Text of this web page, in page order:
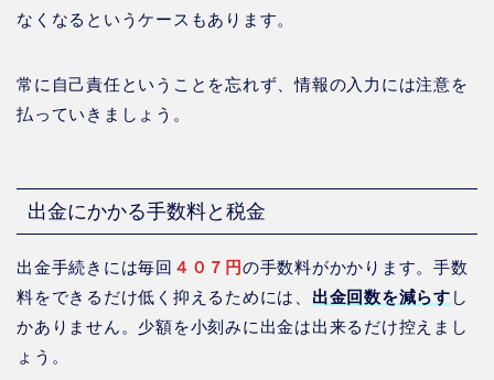
なくなるというケースもあります。
常に自己責任ということを忘れず、情報の入力には注意を
払っていきましょう。
出金にかかる手数料と税金
出金手続きには毎回 ４０７円の手数料がかかります。手数
料をできるだけ低く抑えるためには、 出金回数を減らす し
かありません。少額を小刻みに出金は出来るだけ控えまし
ょう。